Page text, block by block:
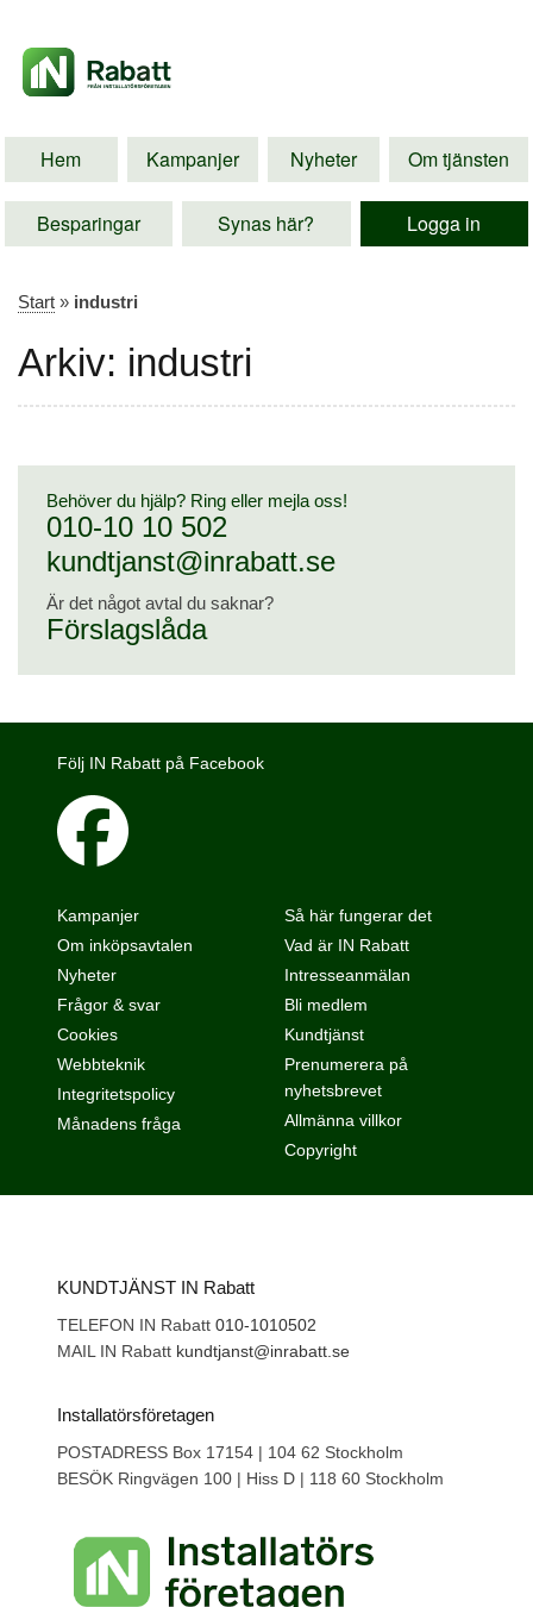
Hem Kampanjer Nyheter Om tjänsten
Besparingar Synas här? Logga in
Start » industri
Arkiv: industri
Behöver du hjälp? Ring eller mejla oss!
010-10 10 502
kundtjanst@inrabatt.se
Är det något avtal du saknar?
Förslagslåda
Följ IN Rabatt på Facebook
Kampanjer
Om inköpsavtalen
Nyheter
Frågor & svar
Så här fungerar det
Vad är IN Rabatt
Intresseanmälan
Bli medlem
Cookies
Webbteknik
Integritetspolicy
Månadens fråga
Kundtjänst
Prenumerera på
nyhetsbrevet
Allmänna villkor
Copyright
KUNDTJÄNST IN Rabatt
TELEFON IN Rabatt 010-1010502
MAIL IN Rabatt kundtjanst@inrabatt.se
Installatörsföretagen
POSTADRESS Box 17154 | 104 62 Stockholm
BESÖK Ringvägen 100 | Hiss D | 118 60 Stockholm